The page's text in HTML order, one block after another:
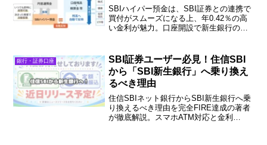
SBIハイパー預金は、SBI証券との連携で
買付がスムーズになる上、年0.42％の高
い金利が魅力。口座開設で新生銀行の
サービスです。
銀行・証券口座
SBI証券ユーザー必見！住信SBI
から「SBI新生銀行」へ乗り換え
るべき理由
住信SBIネット銀行からSBI新生銀行へ乗
り換えるべき理由を完全FIRE達成の著者
が徹底解説。スマホATM対応と金利